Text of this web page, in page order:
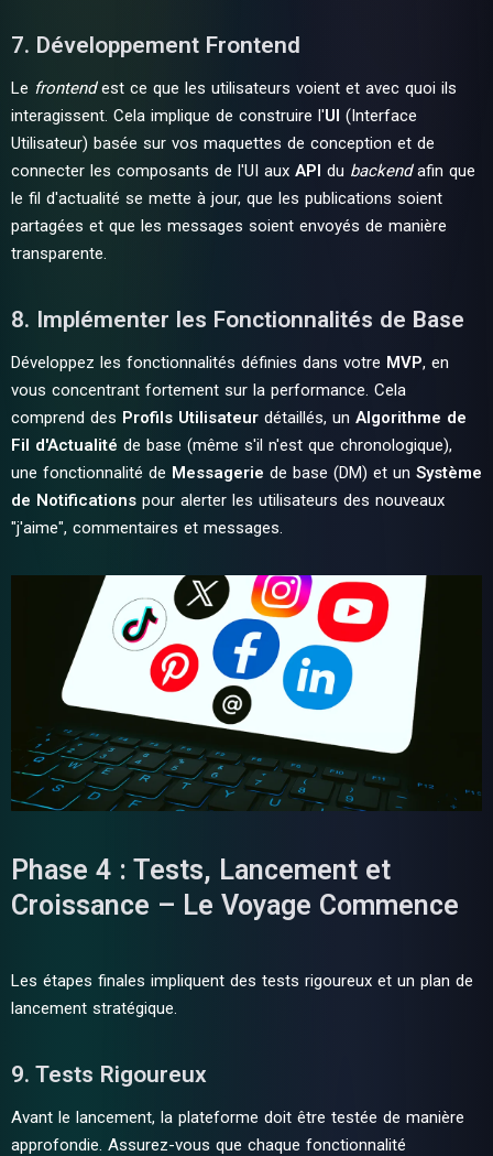
7. Développement Frontend
Le frontendest ce que les utilisateurs voient et avec quoi ils
interagissent. Cela implique de construire l'UI (Interface
Utilisateur) basée sur vos maquettes de conception et de
connecter les composants de l'UI aux API du backendafin que
le fil d'actualité se mette à jour, que les publications soient
partagées et que les messages soient envoyés de manière
transparente.
8. Implémenter les Fonctionnalités de Base
Développez les fonctionnalités définies dans votre MVP, en
vous concentrant fortement sur la performance. Cela
comprend des Profils Utilisateur détaillés, un Algorithme de
Fil d'Actualité de base (même s'il n'est que chronologique),
une fonctionnalité de Messagerie de base (DM) et un Système
de Notifications pour alerter les utilisateurs des nouveaux
"j'aime", commentaires et messages.
Phase 4 : Tests, Lancement et
Croissance – Le Voyage Commence
Les étapes finales impliquent des tests rigoureux et un plan de
lancement stratégique.
9. Tests Rigoureux
Avant le lancement, la plateforme doit être testée de manière
approfondie. Assurez-vous que chaque fonctionnalité